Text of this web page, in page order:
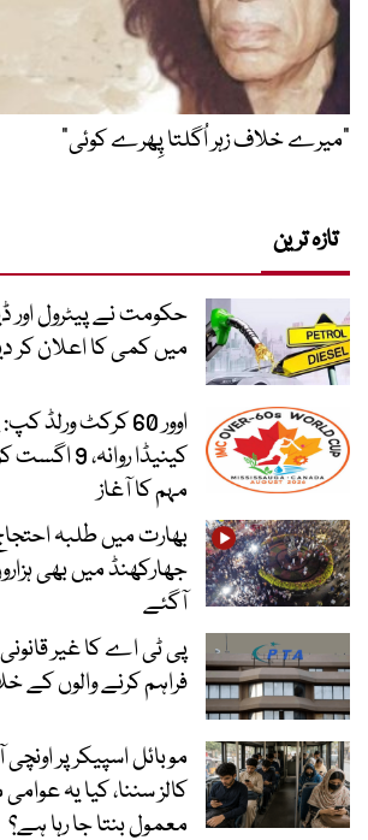
”میرے خلاف زہر اُگلتا پِھرے کوئی“
تازہ ترین
حکومت نے پیٹرول اور
میں کمی کا اعلان کر
اوور 60 کرکٹ ورلڈ
کینیڈا
مہم کا آغاز
بھارت میں طلبہ
جھارکھنڈ میں بھی
آگئے
پی ٹی اے کا غیر
فراہم کرنے والوں کے
موبائل اسپیکر پر اونچی
کالز سننا، کیا یہ
معمول بنتا جا رہا ہے؟